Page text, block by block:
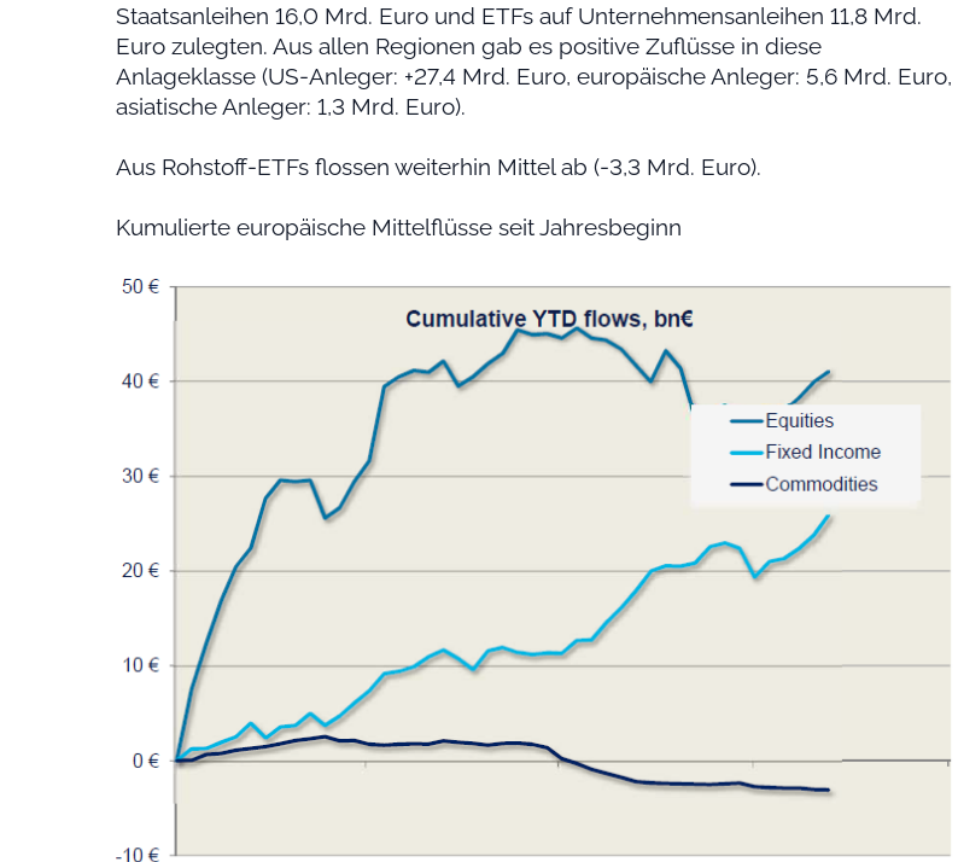
Staatsanleihen 16,0 Mrd. Euro und ETFs auf Unternehmensanleihen 11,8 Mrd.
Euro zulegten. Aus allen Regionen gab es positive Zuflüsse in diese
Anlageklasse (US-Anleger: +27,4 Mrd. Euro, europäische Anleger: 5,6 Mrd. Euro,
asiatische Anleger: 1,3 Mrd. Euro).
Aus Rohstoff-ETFs flossen weiterhin Mittel ab (-3,3 Mrd. Euro).
Kumulierte europäische Mittelflüsse seit Jahresbeginn